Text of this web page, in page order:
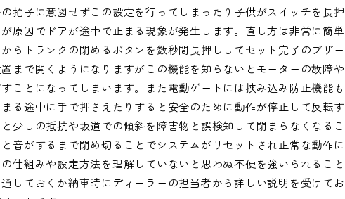
拍子に意図せずこの設定を行ってしまったり子供がスイッチを長押
原因でドアが途中で止まる現象が発生します。直し方は非常に簡単
らトランクの閉めるボタンを数秒間長押ししてセット完了のブザー
まで開くようになりますがこの機能を知らないとモーターの故障や
ことになってしまいます。また電動ゲートには挟み込み防止機能も
る途中に手で押さえたりすると安全のために動作が停止して反転す
少しの抵抗や坂道での傾斜を障害物と誤検知して閉まらなくなるこ
音がするまで閉め切ることでシステムがリセットされ正常な動作に
仕組みや設定方法を理解していないと思わぬ不便を強いられること
しておくか納車時にディーラーの担当者から詳しい説明を受けてお